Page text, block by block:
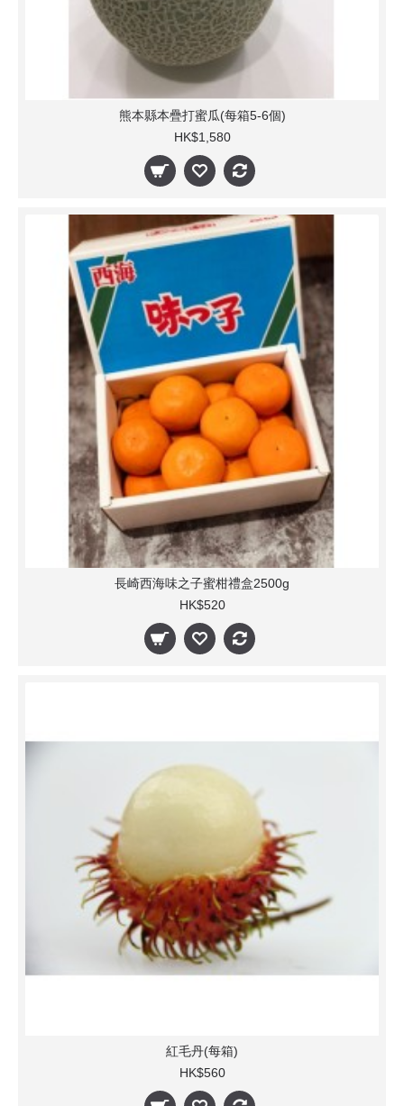
熊本縣本疊打蜜瓜(每箱5-6個)
HK$1,580
長崎西海味之子蜜柑禮盒2500g
HK$520
紅毛丹(每箱)
HK$560